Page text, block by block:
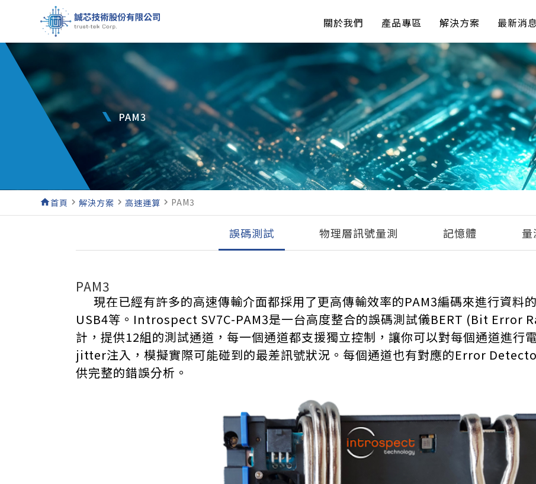
關於我們 產品專區 解決方案 最新消息
PAM3
home首頁 navigate_next解決方案 navigate_next 高速運算 navigate_next PAM3
誤碼測試 物理層訊號量測 記憶體
PAM3
現在已經有許多的高速傳輸介面都採用了更高傳輸效率的PAM3編碼來進行資料
USB4等。Introspect SV7C-PAM3是一台高度整合的誤碼測試儀BERT (Bit Error
計，提供12組的測試通道，每一個通道都支援獨立控制，讓你可以對每個通道進
jitter注入，模擬實際可能碰到的最差訊號狀況。每個通道也有對應的Error
供完整的錯誤分析。